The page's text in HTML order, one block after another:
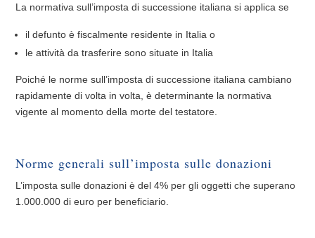
La normativa sull’imposta di successione italiana si applica se
il defunto è fiscalmente residente in Italia o
le attività da trasferire sono situate in Italia
Poiché le norme sull’imposta di successione italiana cambiano
rapidamente di volta in volta, è determinante la normativa
vigente al momento della morte del testatore.
Norme generali sull’imposta sulle donazioni
L’imposta sulle donazioni è del 4% per gli oggetti che superano
1.000.000 di euro per beneficiario.